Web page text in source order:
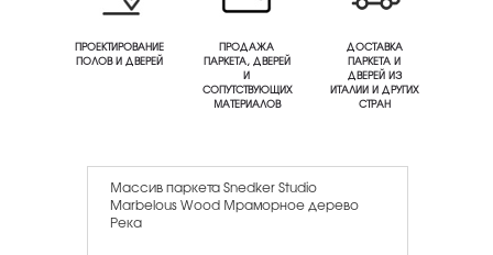
ПРОЕКТИРОВАНИЕ
ПОЛОВ И ДВЕРЕЙ
ПРОДАЖА
ПАРКЕТА, ДВЕРЕЙ
И
СОПУТСТВУЮЩИХ
МАТЕРИАЛОВ
ДОСТАВКА
ПАРКЕТА И
ДВЕРЕЙ ИЗ
ИТАЛИИ И ДРУГИХ
СТРАН
Массив паркета Snedker Studio
Marbelous Wood Мраморное дерево
Река